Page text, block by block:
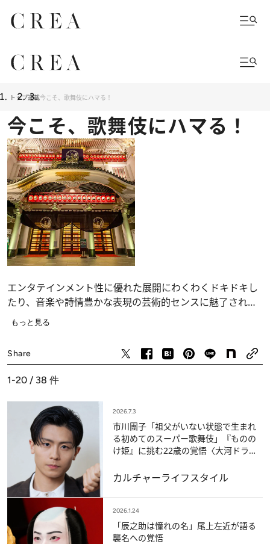
トップ連載今こそ、歌舞伎にハマる！
今こそ、歌舞伎にハマる！
エンタテインメント性に優れた展開にわくわくドキドキし
たり、音楽や詩情豊かな表現の芸術的センスに魅了された
り、物語の奥深い内容に深く感動したり、身体パフォーマ
る日本の風情や日本人の心情に感じ入ったり……。歌舞伎
という演劇が内包する魅力をさまざまなアプローチでご案
内していきます。
もっと見る
Share
1-20 / 38 件
2026.7.3
市川團子「祖父がいない状態で生まれ
る初めてのスーパー歌舞伎」『ものの
け姫』に挑む22歳の覚悟〈大河ドラマ
カルチャーライフスタイル
2026.1.24
「辰之助は憧れの名」尾上左近が語る
襲名への覚悟